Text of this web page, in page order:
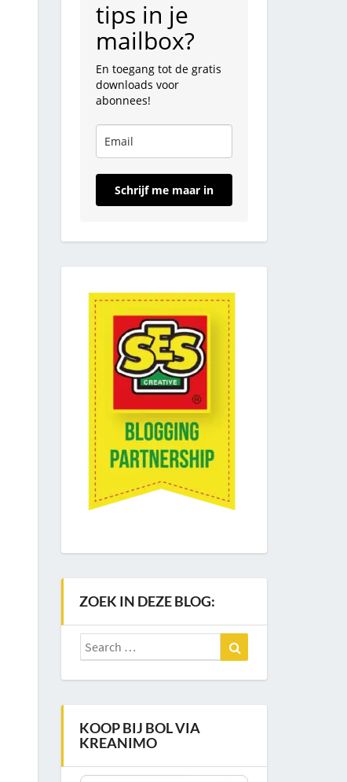
tips in je
mailbox?
En toegang tot de gratis
downloads voor
abonnees!
Schrijf me maar in
ZOEK IN DEZE BLOG:
Search
for:
KOOP BIJ BOL VIA
KREANIMO